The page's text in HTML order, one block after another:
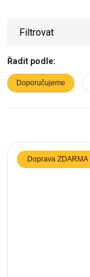
Filtrovat
Řadit podle:
Doporučujeme
Doprava ZDARMA